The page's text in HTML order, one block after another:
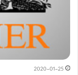
2020-01-25